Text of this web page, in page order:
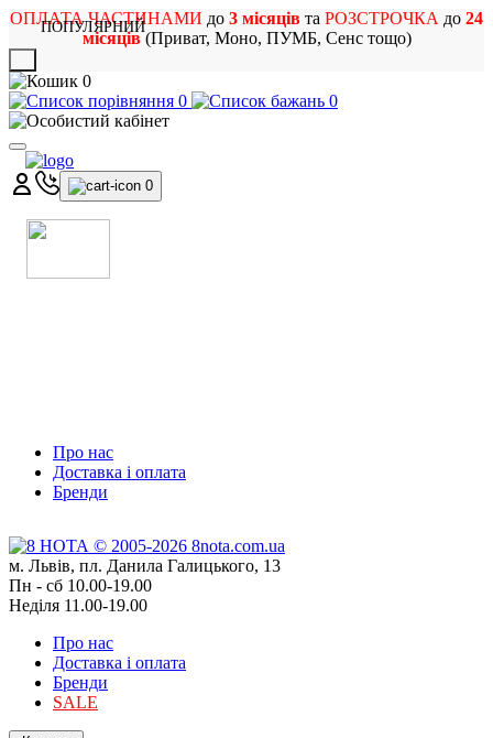
ОПЛАТА ЧАСТИНАМИ до 3 місяців та РОЗСТРОЧКА до 24
місяців(Приват, Моно, ПУМБ, Сенс тощо)
0
0
0
0
Про нас
Доставка і оплата
Бренди
м. Львів, пл. Данила Галицького, 13
Пн - сб 10.00-19.00
Неділя 11.00-19.00
Про нас
Доставка і оплата
Бренди
SALE
ПОПУЛЯРНИЙ